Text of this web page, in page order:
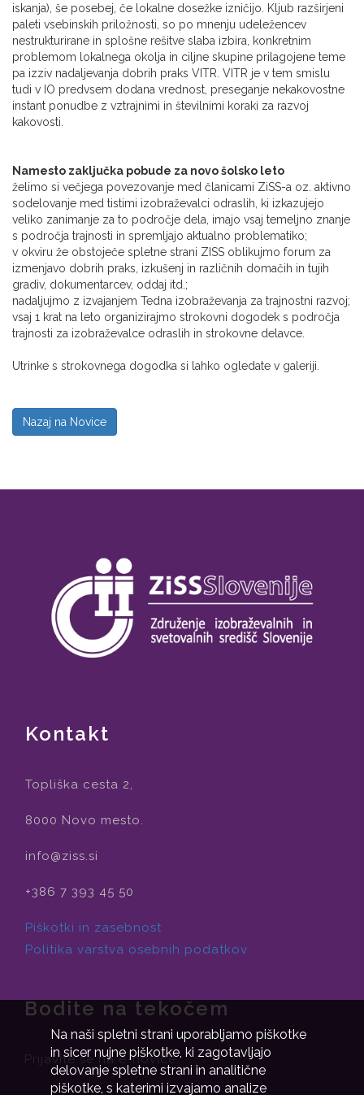
Na naši spletni strani uporabljamo piškotke
in sicer nujne piškotke, ki zagotavljajo
delovanje spletne strani in analitične
piškotke, s katerimi izvajamo analize
iskanja), še posebej, če lokalne dosežke izničijo. Kljub razširjeni
paleti vsebinskih priložnosti, so po mnenju udeležencev
nestrukturirane in splošne rešitve slaba izbira, konkretnim
problemom lokalnega okolja in ciljne skupine prilagojene teme
pa izziv nadaljevanja dobrih praks VITR. VITR je v tem smislu
tudi v IO predvsem dodana vrednost, preseganje nekakovostne
instant ponudbe z vztrajnimi in številnimi koraki za razvoj
kakovosti.
Namesto zaključka pobude za novo šolsko leto
želimo si večjega povezovanje med članicami ZiSS-a oz. aktivno
sodelovanje med tistimi izobraževalci odraslih, ki izkazujejo
veliko zanimanje za to področje dela, imajo vsaj temeljno znanje
s področja trajnosti in spremljajo aktualno problematiko;
v okviru že obstoječe spletne strani ZISS oblikujmo forum za
izmenjavo dobrih praks, izkušenj in različnih domačih in tujih
gradiv, dokumentarcev, oddaj itd.;
nadaljujmo z izvajanjem Tedna izobraževanja za trajnostni razvoj;
vsaj 1 krat na leto organizirajmo strokovni dogodek s področja
trajnosti za izobraževalce odraslih in strokovne delavce.
Utrinke s strokovnega dogodka si lahko ogledate v galeriji.
Nazaj na Novice
Kontakt
Topliška cesta 2,
8000 Novo mesto.
info@ziss.si
+386 7 393 45 50
Piškotki in zasebnost
Politika varstva osebnih podatkov
Bodite na tekočem
Prijavite se na e-novice.